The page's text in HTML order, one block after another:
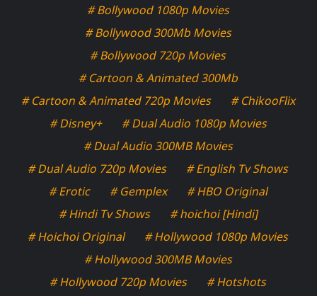
# Bollywood 1080p Movies
# Bollywood 300Mb Movies
# Bollywood 720p Movies
# Cartoon & Animated 300Mb
# Cartoon & Animated 720p Movies
# ChikooFlix
# Disney+
# Dual Audio 1080p Movies
# Dual Audio 300MB Movies
# Dual Audio 720p Movies
# English Tv Shows
# Erotic
# Gemplex
# HBO Original
# Hindi Tv Shows
# hoichoi [Hindi]
# Hoichoi Original
# Hollywood 1080p Movies
# Hollywood 300MB Movies
# Hollywood 720p Movies
# Hotshots